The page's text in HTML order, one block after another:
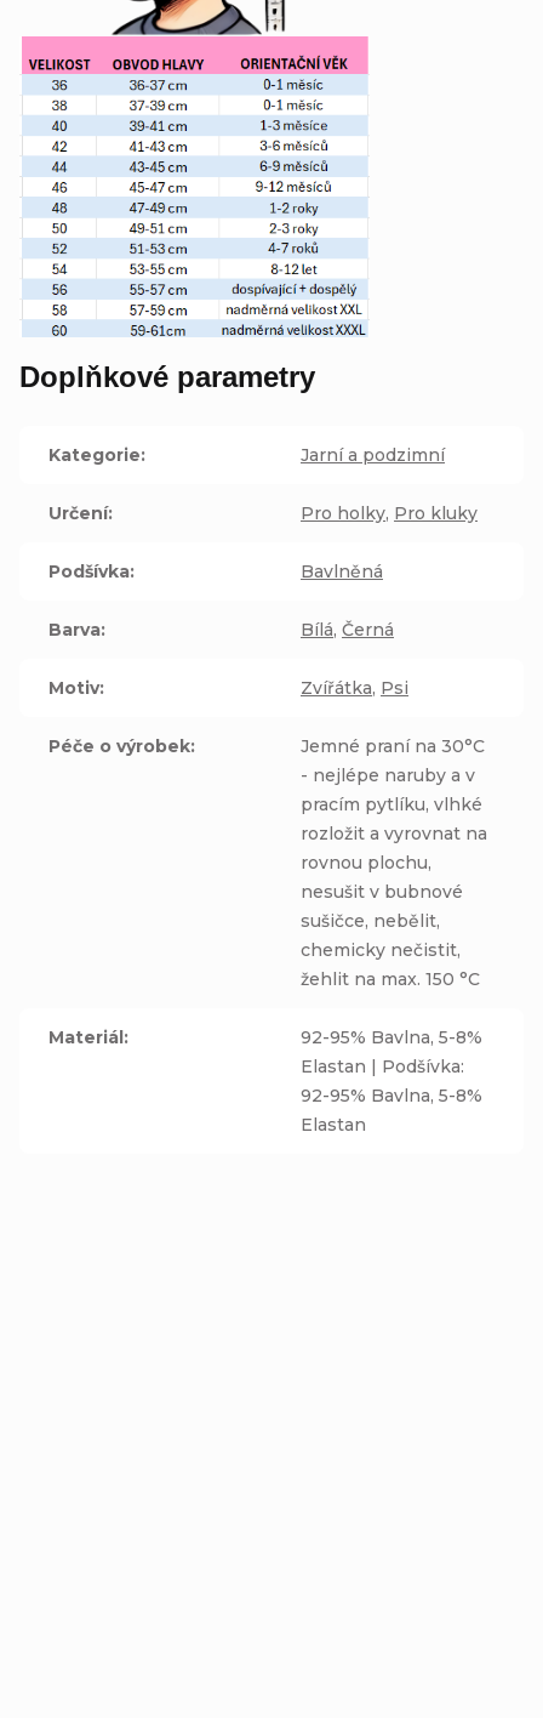
Doplňkové parametry
Kategorie: Jarní a podzimní
Určení: Pro holky, Pro kluky
Podšívka: Bavlněná
Barva: Bílá, Černá
Motiv: Zvířátka, Psi
Péče o výrobek:
Jemné praní na 30°C
- nejlépe naruby a v
pracím pytlíku, vlhké
rozložit a vyrovnat na
rovnou plochu,
nesušit v bubnové
sušičce, nebělit,
chemicky nečistit,
žehlit na max. 150 °C
Materiál:
92-95% Bavlna, 5-8%
Elastan | Podšívka:
92-95% Bavlna, 5-8%
Elastan